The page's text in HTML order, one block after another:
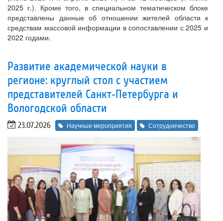
2025 г.). Кроме того, в специальном тематическом блоке
представлены данные об отношении жителей области к
средствам массовой информации в сопоставлении с 2025 и
2022 годами.
Развитие академической науки в
регионе: круглый стол с участием
представителей Санкт‑Петербурга и
Вологодской области
23.07.2026 Научные мероприятия Сотрудничество